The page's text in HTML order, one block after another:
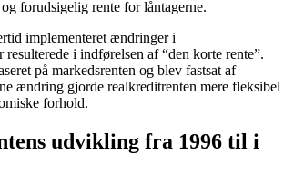
forudsigelig rente for låntagerne.
implementeret ændringer i
resulterede i indførelsen af “den korte rente”.
på markedsrenten og blev fastsat af
ændring gjorde realkreditrenten mere fleksibel
forhold.
udvikling fra 1996 til i